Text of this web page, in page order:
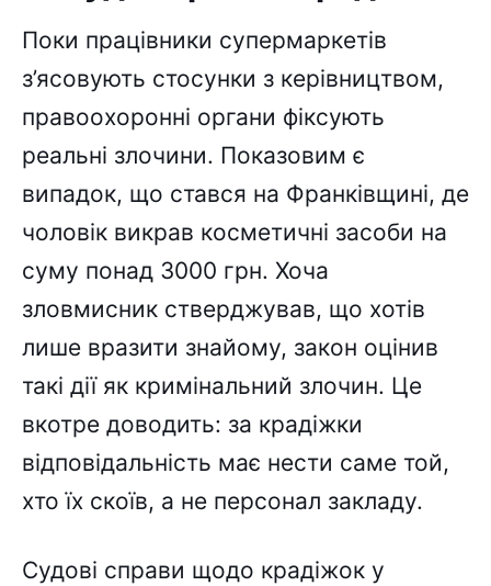
Поки працівники супермаркетів
з’ясовують стосунки з керівництвом,
правоохоронні органи фіксують
реальні злочини. Показовим є
випадок, що стався на Франківщині, де
чоловік викрав косметичні засоби на
суму понад 3000 грн. Хоча
зловмисник стверджував, що хотів
лише вразити знайому, закон оцінив
такі дії як кримінальний злочин. Це
вкотре доводить: за крадіжки
відповідальність має нести саме той,
хто їх скоїв, а не персонал закладу.
Судові справи щодо крадіжок у